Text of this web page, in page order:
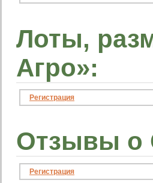
Лоты,
Агро»:
Регистрация
Отзывы о
Регистрация